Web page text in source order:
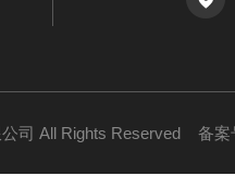
司 All Rights Reserved 备案